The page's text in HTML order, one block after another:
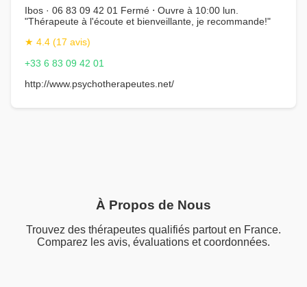
Ibos · 06 83 09 42 01 Fermé ⋅ Ouvre à 10:00 lun.
"Thérapeute à l'écoute et bienveillante, je recommande!"
★ 4.4 (17 avis)
+33 6 83 09 42 01
http://www.psychotherapeutes.net/
À Propos de Nous
Trouvez des thérapeutes qualifiés partout en France.
Comparez les avis, évaluations et coordonnées.